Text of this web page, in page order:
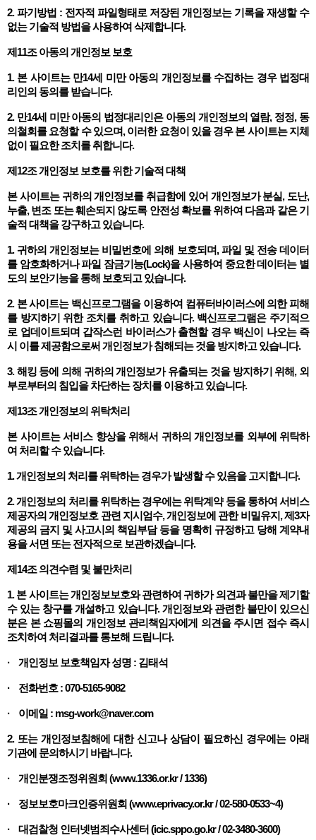
2. 파기방법 : 전자적 파일형태로 저장된 개인정보는 기록을 재생할 수
없는 기술적 방법을 사용하여 삭제합니다.
제11조 아동의 개인정보 보호
1. 본 사이트는 만14세 미만 아동의 개인정보를 수집하는 경우 법정대
리인의 동의를 받습니다.
2. 만14세 미만 아동의 법정대리인은 아동의 개인정보의 열람, 정정, 동
의철회를 요청할 수 있으며, 이러한 요청이 있을 경우 본 사이트는 지체
없이 필요한 조치를 취합니다.
제12조 개인정보 보호를 위한 기술적 대책
본 사이트는 귀하의 개인정보를 취급함에 있어 개인정보가 분실, 도난,
누출, 변조 또는 훼손되지 않도록 안전성 확보를 위하여 다음과 같은 기
술적 대책을 강구하고 있습니다.
1. 귀하의 개인정보는 비밀번호에 의해 보호되며, 파일 및 전송 데이터
를 암호화하거나 파일 잠금기능(Lock)을 사용하여 중요한 데이터는 별
도의 보안기능을 통해 보호되고 있습니다.
2. 본 사이트는 백신프로그램을 이용하여 컴퓨터바이러스에 의한 피해
를 방지하기 위한 조치를 취하고 있습니다. 백신프로그램은 주기적으
로 업데이트되며 갑작스런 바이러스가 출현할 경우 백신이 나오는 즉
시 이를 제공함으로써 개인정보가 침해되는 것을 방지하고 있습니다.
3. 해킹 등에 의해 귀하의 개인정보가 유출되는 것을 방지하기 위해, 외
부로부터의 침입을 차단하는 장치를 이용하고 있습니다.
제13조 개인정보의 위탁처리
본 사이트는 서비스 향상을 위해서 귀하의 개인정보를 외부에 위탁하
여 처리할 수 있습니다.
1. 개인정보의 처리를 위탁하는 경우가 발생할 수 있음을 고지합니다.
2. 개인정보의 처리를 위탁하는 경우에는 위탁계약 등을 통하여 서비스
제공자의 개인정보호 관련 지시엄수, 개인정보에 관한 비밀유지, 제3자
제공의 금지 및 사고시의 책임부담 등을 명확히 규정하고 당해 계약내
용을 서면 또는 전자적으로 보관하겠습니다.
제14조 의견수렴 및 불만처리
1. 본 사이트는 개인정보보호와 관련하여 귀하가 의견과 불만을 제기할
수 있는 창구를 개설하고 있습니다. 개인정보와 관련한 불만이 있으신
분은 본 쇼핑몰의 개인정보 관리책임자에게 의견을 주시면 접수 즉시
조치하여 처리결과를 통보해 드립니다.
· 개인정보 보호책임자 성명 : 김태석
· 전화번호 : 070-5165-9082
· 이메일 : msg-work@naver.com
2. 또는 개인정보침해에 대한 신고나 상담이 필요하신 경우에는 아래
기관에 문의하시기 바랍니다.
· 개인분쟁조정위원회 (www.1336.or.kr / 1336)
· 정보보호마크인증위원회 (www.eprivacy.or.kr / 02-580-0533~4)
· 대검찰청 인터넷범죄수사센터 (icic.sppo.go.kr / 02-3480-3600)